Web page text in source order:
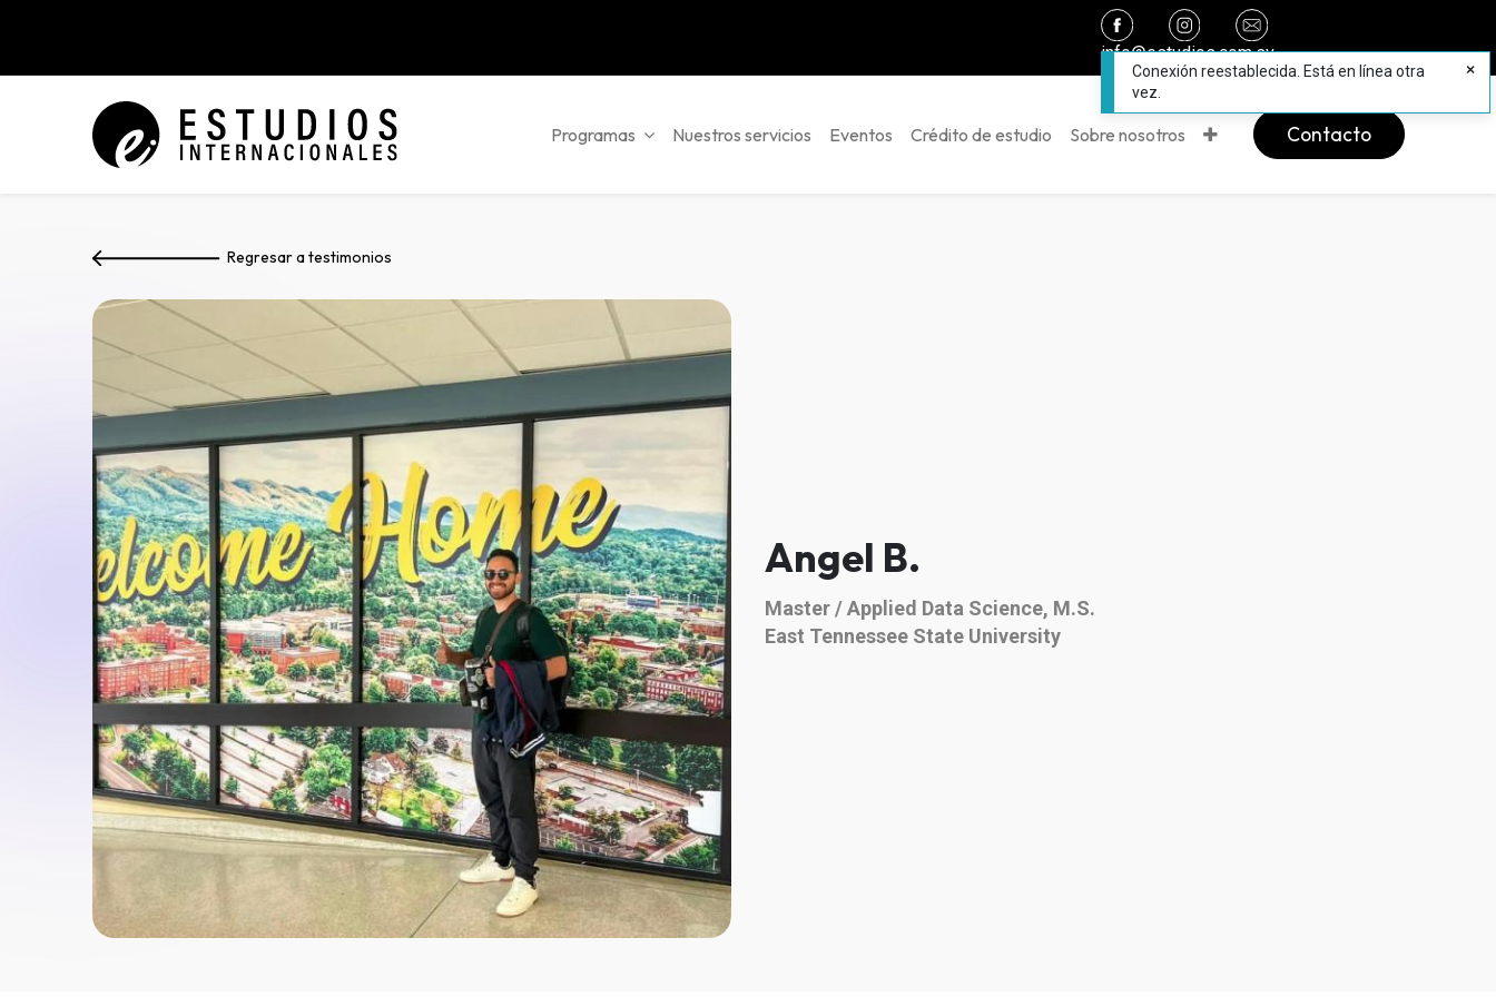
info@estudios.com.sv
Programas Nuestros servicios Eventos Crédito de estudio Sobre nosotros Contacto
Regresar a testimonios
Angel B.
Master / Applied Data Science, M.S.
East Tennessee State University
Conexión reestablecida. Está en línea otra
vez.